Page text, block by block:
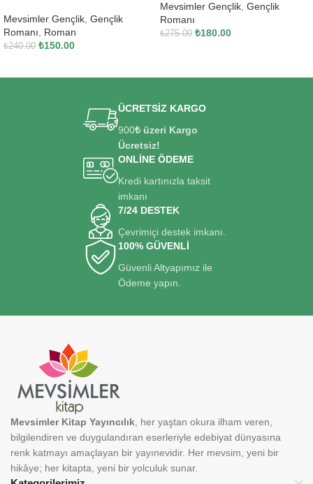
Mevsimler Gençlik, Gençlik
Romanı, Roman
₺240.00 ₺150.00
Mevsimler Gençlik, Gençlik
Romanı
₺275.00 ₺180.00
ÜCRETSİZ KARGO
900₺ üzeri Kargo
Ücretsiz!
ONLİNE ÖDEME
Kredi kartınızla taksit
imkanı
7/24 DESTEK
Çevrimiçi destek imkanı.
100% GÜVENLİ
Güvenli Altyapımız ile
Ödeme yapın.
Mevsimler Kitap Yayıncılık, her yaştan okura ilham veren,
bilgilendiren ve duygulandıran eserleriyle edebiyat dünyasına
renk katmayı amaçlayan bir yayınevidir. Her mevsim, yeni bir
hikâye; her kitapta, yeni bir yolculuk sunar.